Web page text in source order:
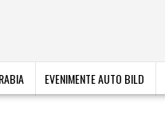
EVENIMENTE AUTO BILD